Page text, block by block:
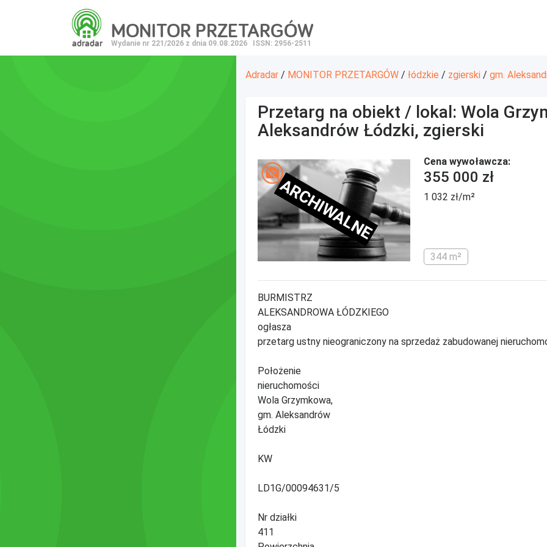
adradar
MONITOR PRZETARGÓW
Wydanie nr 221/2026 z dnia 09.08.2026 ISSN: 2956-2511
Adradar / MONITOR PRZETARGÓW / łódzkie / zgierski / gm.
Przetarg na obiekt / lokal: Wola
Aleksandrów Łódzki, zgierski
ARCHIWALNE
Cena wywoławcza:
355 000 zł
1 032 zł/m²
344 m²
BURMISTRZ
ALEKSANDROWA ŁÓDZKIEGO
ogłasza
przetarg ustny nieograniczony na sprzedaż zabudowanej
Położenie
nieruchomości
Wola Grzymkowa,
gm. Aleksandrów
Łódzki
KW
LD1G/00094631/5
Nr działki
411